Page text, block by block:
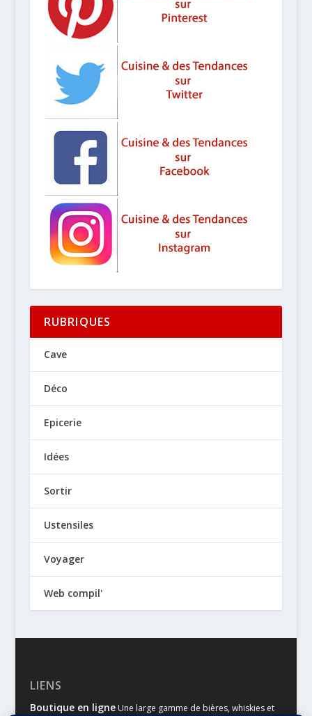
RUBRIQUES
Cave
Déco
Epicerie
Idées
Sortir
Ustensiles
Voyager
Web compil'
LIENS
Boutique en ligneUne large gamme de bières, whiskies et